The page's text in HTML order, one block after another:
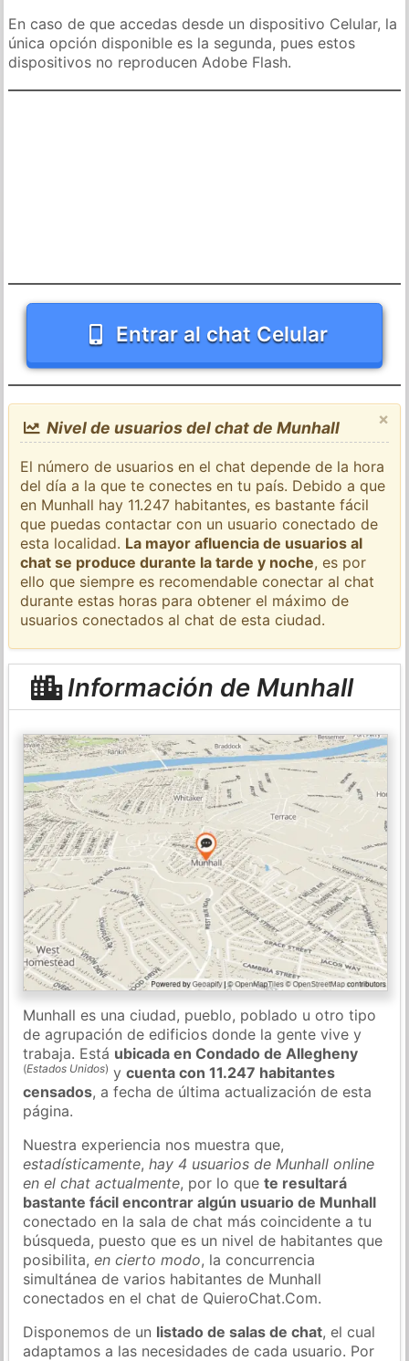
En caso de que accedas desde un dispositivo Celular, la
única opción disponible es la segunda, pues estos
dispositivos no reproducen Adobe Flash.
Entrar al chat Celular
×
Nivel de usuarios del chat de Munhall
El número de usuarios en el chat depende de la hora
del día a la que te conectes en tu país. Debido a que
en Munhall hay 11.247 habitantes, es bastante fácil
que puedas contactar con un usuario conectado de
esta localidad. La mayor afluencia de usuarios al
chat se produce durante la tarde y noche, es por
ello que siempre es recomendable conectar al chat
durante estas horas para obtener el máximo de
usuarios conectados al chat de esta ciudad.
Información de Munhall
Munhall es una ciudad, pueblo, poblado u otro tipo
de agrupación de edificios donde la gente vive y
trabaja. Está ubicada en Condado de Allegheny
(Estados Unidos) ycuenta con 11.247 habitantes
censados, a fecha de última actualización de esta
página.
Nuestra experiencia nos muestra que,
estadísticamente,hay 4 usuarios de Munhall online
en el chat actualmente, por lo quete resultará
bastante fácil encontrar algún usuario de Munhall
conectado en la sala de chat más coincidente a tu
búsqueda, puesto que es un nivel de habitantes que
posibilita,en cierto modo, la concurrencia
simultánea de varios habitantes de Munhall
conectados en el chat de QuieroChat.Com.
Disponemos de un listado de salas de chat, el cual
adaptamos a las necesidades de cada usuario. Por